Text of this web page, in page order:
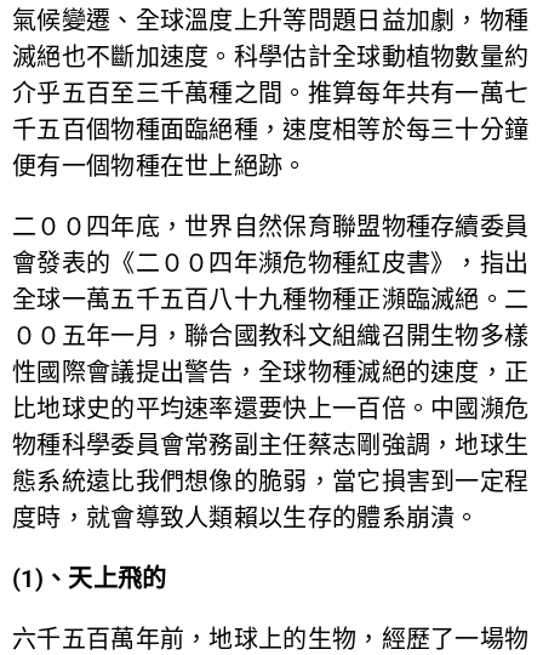
氣候變遷、全球溫度上升等問題日益加劇，物種
滅絕也不斷加速度。科學估計全球動植物數量約
介乎五百至三千萬種之間。推算每年共有一萬七
千五百個物種面臨絕種，速度相等於每三十分鐘
便有一個物種在世上絕跡。
二００四年底，世界自然保育聯盟物種存續委員
會發表的《二００四年瀕危物種紅皮書》，指出
全球一萬五千五百八十九種物種正瀕臨滅絕。二
００五年一月，聯合國教科文組織召開生物多樣
性國際會議提出警告，全球物種滅絕的速度，正
比地球史的平均速率還要快上一百倍。中國瀕危
物種科學委員會常務副主任蔡志剛強調，地球生
態系統遠比我們想像的脆弱，當它損害到一定程
度時，就會導致人類賴以生存的體系崩潰。
(1)、天上飛的
六千五百萬年前，地球上的生物，經歷了一場物